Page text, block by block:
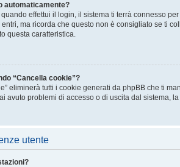
automaticamente?
quando effettui il login, il sistema ti terrà connesso
ma ricorda che questo non è consigliato se ti
questa caratteristica.
“Cancella cookie”?
eliminerà tutti i cookie generati da phpBB che ti
avuto problemi di accesso o di uscita dal sistema,
utente